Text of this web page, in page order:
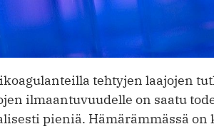
tehtyjen laajojen
ilmaantuvuudelle on saatu
pieniä. Hämärämmässä